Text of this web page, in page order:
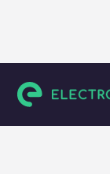
Hartford